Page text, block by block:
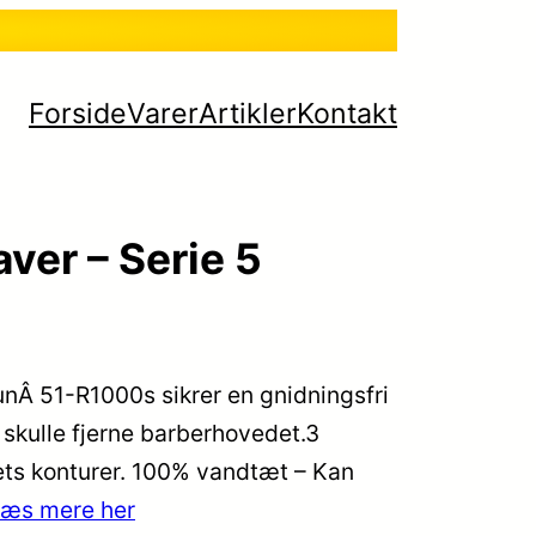
ForsideVarerArtiklerKontakt
– Serie 5
51-R1000s sikrer en gnidningsfri
fjerne barberhovedet.3
konturer. 100% vandtæt – Kan
mere her